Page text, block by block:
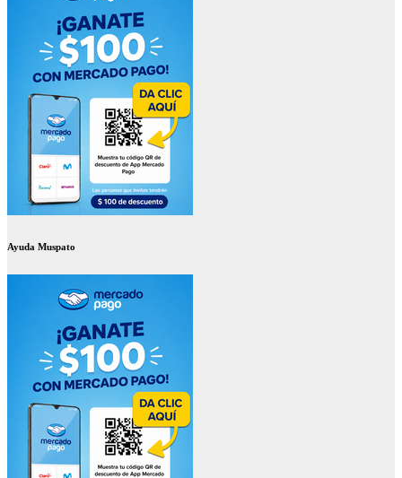
Ayuda Muspato